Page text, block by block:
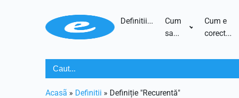
Definitii...
Cum
sa...
Cum e
corect...
Acasã » Definitii » Definiție "Recurentă"